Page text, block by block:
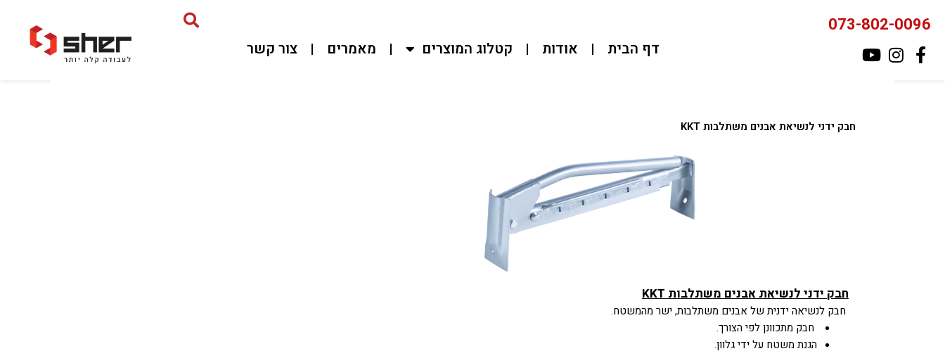
לתוכן073-802-0096
דף הבית אודות קטלוג המוצרים מאמרים צור קשר
חבק ידני לנשיאת אבנים משתלבות KKT
חבק ידני לנשיאת אבנים משתלבות KKT
חבק לנשיאה ידנית של אבנים משתלבות, ישר מהמשטח.
חבק מתכוונן לפי הצורך.
הגנת משטח על ידי גלוון.